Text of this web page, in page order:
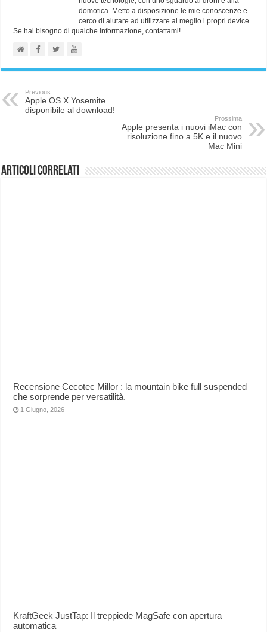
domotica. Metto a disposizione le mie conoscenze e
cerco di aiutare ad utilizzare al meglio i propri device.
Se hai bisogno di qualche informazione, contattami!
Previous
Apple OS X Yosemite
disponibile al download!
Prossima
Apple presenta i nuovi iMac con
risoluzione fino a 5K e il nuovo
Mac Mini
Articoli correlati
Recensione Cecotec Millor : la mountain bike full suspended
che sorprende per versatilità.
1 Giugno, 2026
KraftGeek JustTap: Il treppiede MagSafe con apertura
automatica